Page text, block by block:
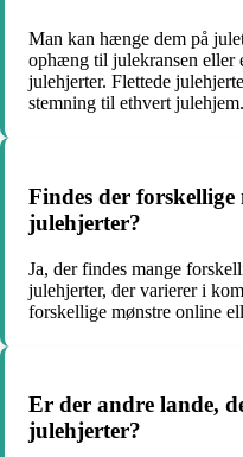
Man kan hænge dem på
ophæng til julekransen eller
julehjerter. Flettede
stemning til ethvert julehjem.
Findes der
julehjerter?
Ja, der findes mange
julehjerter, der varierer i
forskellige mønstre online
Er der andre lande,
julehjerter?